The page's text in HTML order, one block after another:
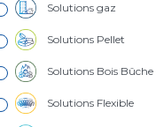
Solutions gaz
Solutions Pellet
Solutions Bois Bûche
Solutions Flexible